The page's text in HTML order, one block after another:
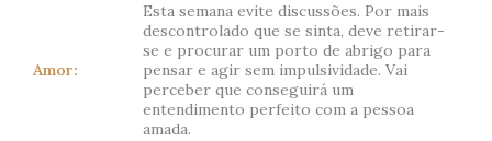
Amor:
Esta semana evite discussões. Por mais
descontrolado que se sinta, deve retirar-
se e procurar um porto de abrigo para
pensar e agir sem impulsividade. Vai
perceber que conseguirá um
entendimento perfeito com a pessoa
amada.